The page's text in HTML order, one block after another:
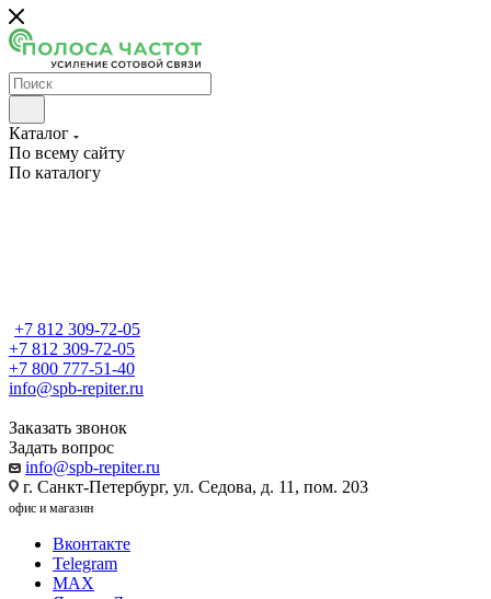
Каталог
По всему сайту
По каталогу
+7 812 309-72-05
+7 812 309-72-05
+7 800 777-51-40
info@spb-repiter.ru
Заказать звонок
Задать вопрос
info@spb-repiter.ru
г. Санкт-Петербург, ул. Седова, д. 11, пом. 203
офис и магазин
Вконтакте
Telegram
MAX